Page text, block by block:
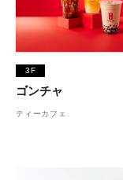
3F
ゴンチャ
ティーカフェ